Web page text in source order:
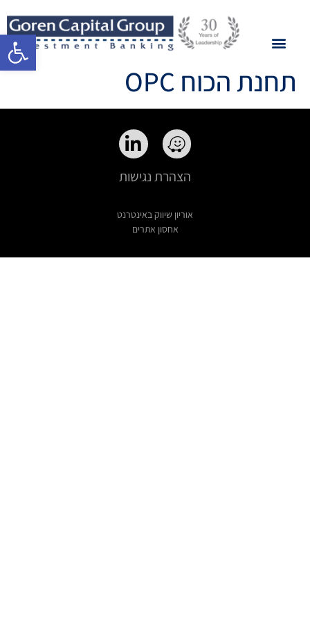
פתח
תחנת הכוח OPC
הצהרת נגישות
אוריון שיווק באינטרנט
אחסון אתרים